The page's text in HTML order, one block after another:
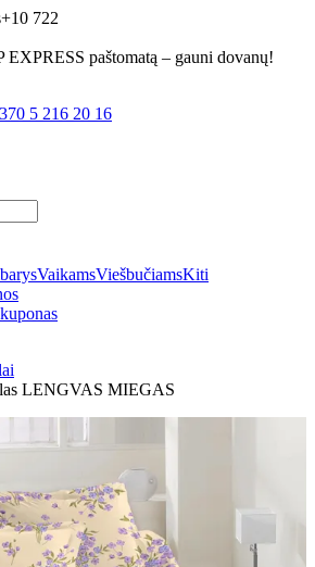
+10 722
EXPRESS paštomatą – gauni dovanų!
5 216 20 16
VaikamsViešbučiamsKiti
LENGVAS MIEGAS